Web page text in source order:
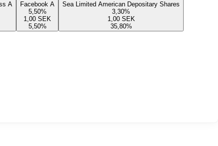
A
Facebook A
5,50%
1,00 SEK
5,50%
Sea Limited American Depositary Shares
3,30%
1,00 SEK
35,80%